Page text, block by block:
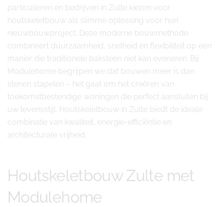
particulieren en bedrijven in Zulte kiezen voor
houtskeletbouw als slimme oplossing voor hun
nieuwbouwproject. Deze moderne bouwmethode
combineert duurzaamheid, snelheid en flexibiliteit op een
manier die traditionele baksteen niet kan evenaren. Bij
Modulehome begrijpen we dat bouwen meer is dan
stenen stapelen – het gaat om het creëren van
toekomstbestendige woningen die perfect aansluiten bij
uw levensstijl. Houtskeletbouw in Zulte biedt de ideale
combinatie van kwaliteit, energie-efficiëntie en
architecturale vrijheid.
Houtskeletbouw Zulte met
Modulehome